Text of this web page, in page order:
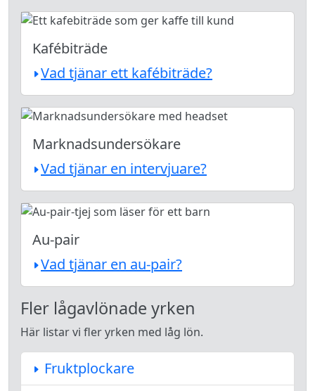
Kafébiträde
Vad tjänar ett kafébiträde?
Marknadsundersökare
Vad tjänar en intervjuare?
Au-pair
Vad tjänar en au-pair?
Fler lågavlönade yrken
Här listar vi fler yrken med låg lön.
Fruktplockare